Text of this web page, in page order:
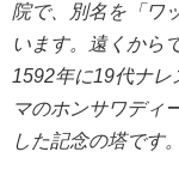
院で、別名を「ワ
います。遠くから
1592年に19代ナレ
マのホンサワディ
した記念の塔です。